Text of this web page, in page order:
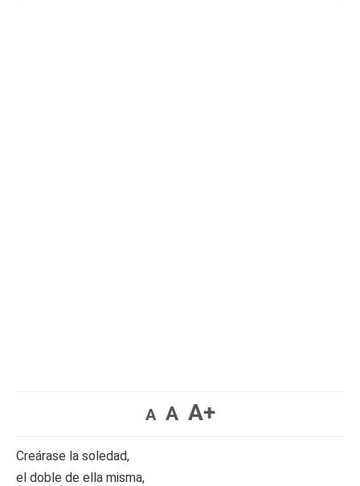
A A A+
Creárase la soledad,
el doble de ella misma,